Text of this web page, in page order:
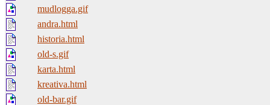
mudlogga.gif
andra.html
historia.html
old-s.gif
karta.html
kreativa.html
old-bar.gif